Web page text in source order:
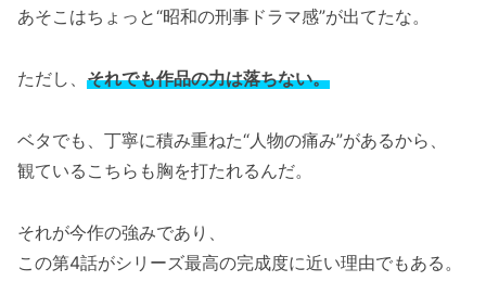
あそこはちょっと“昭和の刑事ドラマ感”が出てたな。
ただし、 それでも作品の力は落ちない。
ベタでも、丁寧に積み重ねた“人物の痛み”があるから、
観ているこちらも胸を打たれるんだ。
それが今作の強みであり、
この第4話がシリーズ最高の完成度に近い理由でもある。